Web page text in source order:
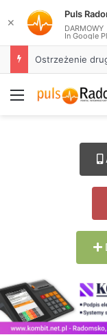
Menu
✕
Puls
DARMOWY
In Google